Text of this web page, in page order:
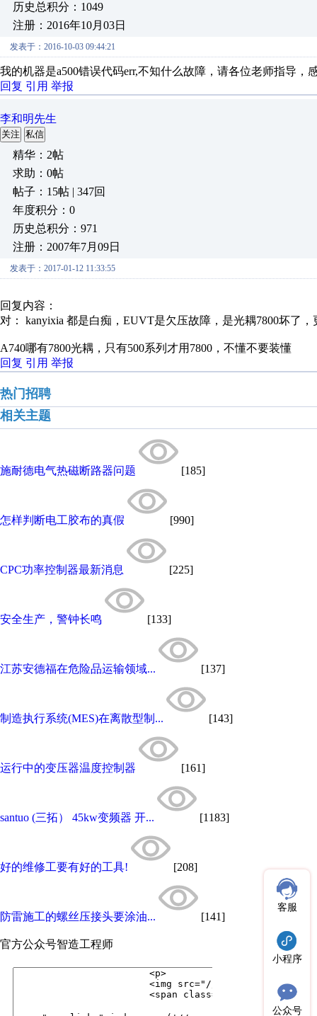
历史总积分：1049
注册：2016年10月03日
发表于：2016-10-03 09:44:21
我的机器是a500错误代码err,不知什么故障，请各位老师指导，
回复 引用 举报
李和明先生
关注 私信
精华：2帖
求助：0帖
帖子：15帖 | 347回
年度积分：0
历史总积分：971
注册：2007年7月09日
发表于：2017-01-12 11:33:55
回复内容：
对： kanyixia 都是白痴，EUVT是欠压故障，是光耦7800坏了
A740哪有7800光耦，只有500系列才用7800，不懂不要装懂
回复 引用 举报
热门招聘
相关主题
施耐德电气热磁断路器问题 [185]
怎样判断电工胶布的真假 [990]
CPC功率控制器最新消息 [225]
安全生产，警钟长鸣 [133]
江苏安德福在危险品运输领域... [137]
制造执行系统(MES)在离散型制... [143]
运行中的变压器温度控制器 [161]
santuo (三拓） 45kw变频器 开... [1183]
好的维修工要有好的工具! [208]
防雷施工的螺丝压接头要涂油... [141]
官方公众号智造工程师
客服
小程序
公众号